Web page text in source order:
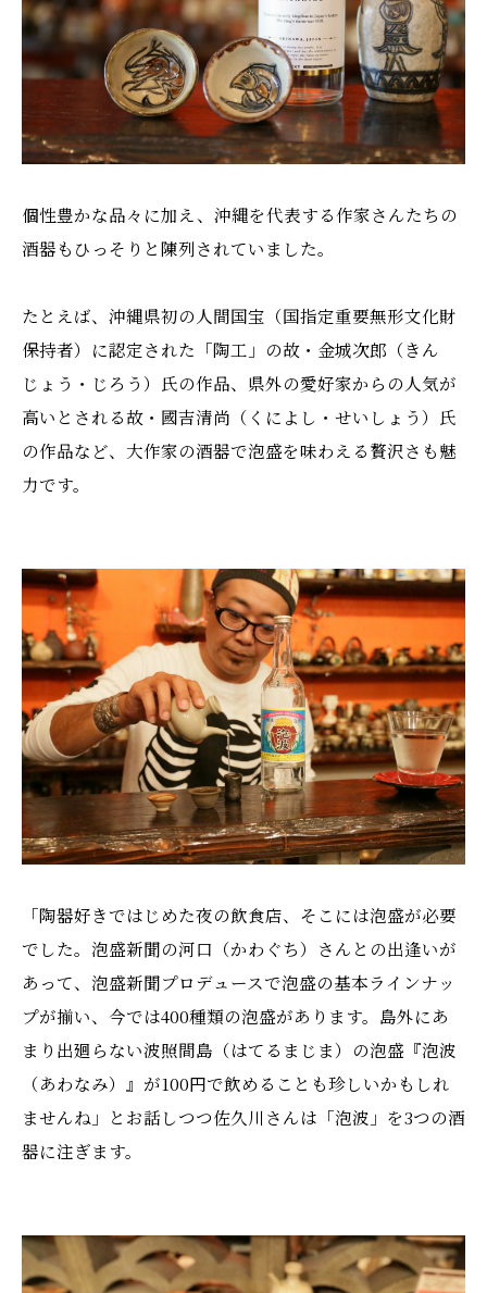
個性豊かな品々に加え、沖縄を代表する作家さんたちの
酒器もひっそりと陳列されていました。
たとえば、沖縄県初の人間国宝（国指定重要無形文化財
保持者）に認定された「陶工」の故・金城次郎（きん
じょう・じろう）氏の作品、県外の愛好家からの人気が
高いとされる故・國吉清尚（くによし・せいしょう）氏
の作品など、大作家の酒器で泡盛を味わえる贅沢さも魅
力です。
「陶器好きではじめた夜の飲食店、そこには泡盛が必要
でした。泡盛新聞の河口（かわぐち）さんとの出逢いが
あって、泡盛新聞プロデュースで泡盛の基本ラインナッ
プが揃い、今では400種類の泡盛があります。島外にあ
まり出廻らない波照間島（はてるまじま）の泡盛『泡波
（あわなみ）』が100円で飲めることも珍しいかもしれ
ませんね」とお話しつつ佐久川さんは「泡波」を3つの酒
器に注ぎます。